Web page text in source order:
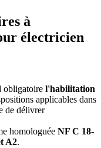
à
électricien
obligatoire l'habilitation
applicables dans
de délivrer
homologuée NF C 18-
A2.